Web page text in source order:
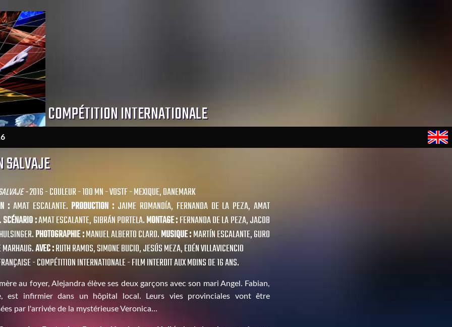
COMPÉTITION INTERNATIONALE
SALVAJE
-2016 - COULEUR - 100 MN - VOSTF - MEXIQUE, DANEMARK
: AMAT ESCALANTE. PRODUCTION : JAIME ROMANDÍA, FERNANDA DE LA PEZA, AMAT
SCÉNARIO :AMAT ESCALANTE, GIBRÁN PORTELA.MONTAGE :FERNANDA DE LA PEZA, JACOB
PHOTOGRAPHIE :MANUEL ALBERTO CLARO.MUSIQUE :MARTÍN ESCALANTE, GURO
AVEC :RUTH RAMOS, SIMONE BUCIO, JESÚS MEZA, EDÉN VILLAVICENCIO
- COMPÉTITION INTERNATIONALE - FILM INTERDIT AUX MOINS DE 16 ANS.
au foyer, Alejandra élève ses deux garçons avec son mari Angel. Fabian,
est infirmier dans un hôpital local. Leurs vies provinciales vont être
par l'arrivée de la mystérieuse Veronica...